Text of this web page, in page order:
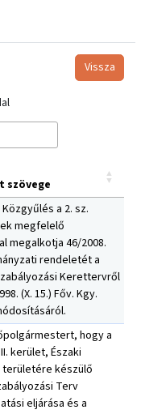
Vissza
szövege
a 2. sz.
megfelelő
megalkotja 46/2008.
rendeletét a
Kerettervről
(X. 15.) Főv. Kgy.
hogy a
kerület, Északi
területére készülő
Terv
eljárása és a